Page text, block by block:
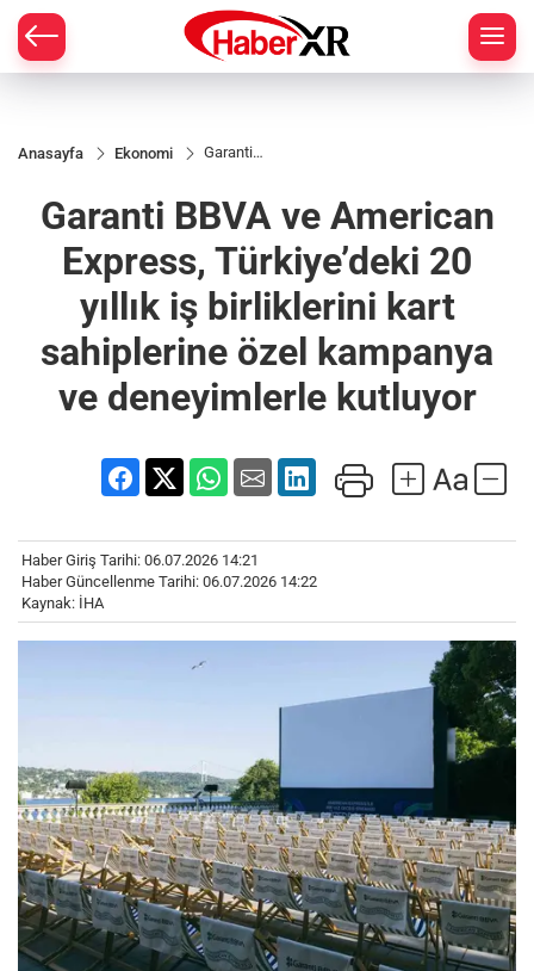
Anasayfa Ekonomi
Garanti
Express,
Türkiye’deki
20 yıllık iş
birliklerini
kart
sahiplerine
özel
ve
deneyimlerle
kutluyor
Garanti BBVA ve American
Express, Türkiye’deki 20
yıllık iş birliklerini kart
sahiplerine özel kampanya
ve deneyimlerle kutluyor
Haber Giriş Tarihi: 06.07.2026 14:21
Haber Güncellenme Tarihi: 06.07.2026 14:22
Kaynak: İHA